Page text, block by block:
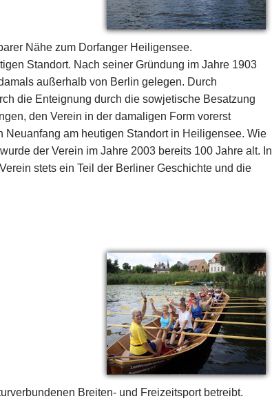
Nähe zum Dorfanger Heiligensee.
Standort. Nach seiner Gründung im Jahre 1903
außerhalb von Berlin gelegen. Durch
die Enteignung durch die sowjetische Besatzung
den Verein in der damaligen Form vorerst
am heutigen Standort in Heiligensee. Wie
der Verein im Jahre 2003 bereits 100 Jahre alt. In
stets ein Teil der Berliner Geschichte und die
Breiten- und Freizeitsport betreibt.